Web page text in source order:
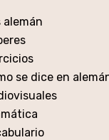
alemán
se dice en